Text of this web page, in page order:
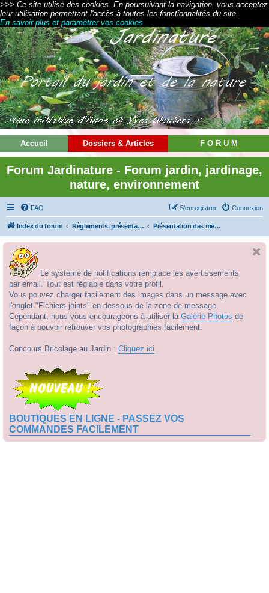
>>> Ce site utilise des cookies. En poursuivant la navigation, vous acceptez
leur utilisation permettant l'accès à toutes les fonctionnalités du site.
En savoir plus et paramétrer vos cookies
Accueil Dossiers & Articles F O R U M
Forum Jardinature - Forum jardin, jardinage,
nature, environnement
FAQ Connexion
S’enregistrer
Index du forum Règlements, présentations et modes d'emploi Présentation des membres
Le système de notifications remplace les avertissements
par email. Tout est réglable dans votre profil.
Vous pouvez charger facilement des images dans un message avec
l'onglet "Fichiers joints" en dessous de la zone de message.
Cependant, nous vous encourageons à utiliser la Galerie Photos de
façon à pouvoir retrouver vos photographies facilement.
Concours Bricolage au Jardin : Cliquez ici
BOUTIQUES EN LIGNE - PASSEZ VOS
COMMANDES FACILEMENT